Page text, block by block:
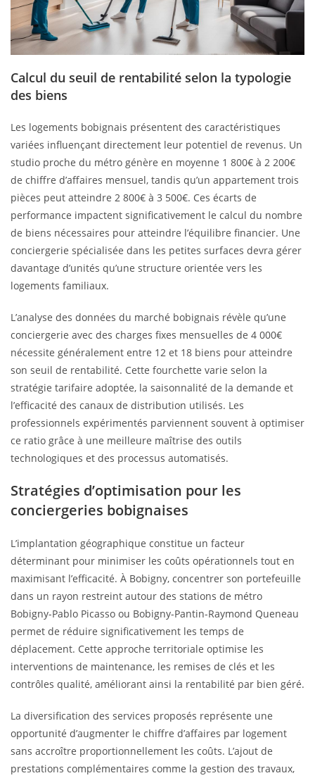
Calcul du seuil de rentabilité selon la typologie
des biens
Les logements bobignais présentent des caractéristiques
variées influençant directement leur potentiel de revenus. Un
studio proche du métro génère en moyenne 1 800€ à 2 200€
de chiffre d’affaires mensuel, tandis qu’un appartement trois
pièces peut atteindre 2 800€ à 3 500€. Ces écarts de
performance impactent significativement le calcul du nombre
de biens nécessaires pour atteindre l’équilibre financier. Une
conciergerie spécialisée dans les petites surfaces devra gérer
davantage d’unités qu’une structure orientée vers les
logements familiaux.
L’analyse des données du marché bobignais révèle qu’une
conciergerie avec des charges fixes mensuelles de 4 000€
nécessite généralement entre 12 et 18 biens pour atteindre
son seuil de rentabilité. Cette fourchette varie selon la
stratégie tarifaire adoptée, la saisonnalité de la demande et
l’efficacité des canaux de distribution utilisés. Les
professionnels expérimentés parviennent souvent à optimiser
ce ratio grâce à une meilleure maîtrise des outils
technologiques et des processus automatisés.
Stratégies d’optimisation pour les
conciergeries bobignaises
L’implantation géographique constitue un facteur
déterminant pour minimiser les coûts opérationnels tout en
maximisant l’efficacité. À Bobigny, concentrer son portefeuille
dans un rayon restreint autour des stations de métro
Bobigny-Pablo Picasso ou Bobigny-Pantin-Raymond Queneau
permet de réduire significativement les temps de
déplacement. Cette approche territoriale optimise les
interventions de maintenance, les remises de clés et les
contrôles qualité, améliorant ainsi la rentabilité par bien géré.
La diversification des services proposés représente une
opportunité d’augmenter le chiffre d’affaires par logement
sans accroître proportionnellement les coûts. L’ajout de
prestations complémentaires comme la gestion des travaux,